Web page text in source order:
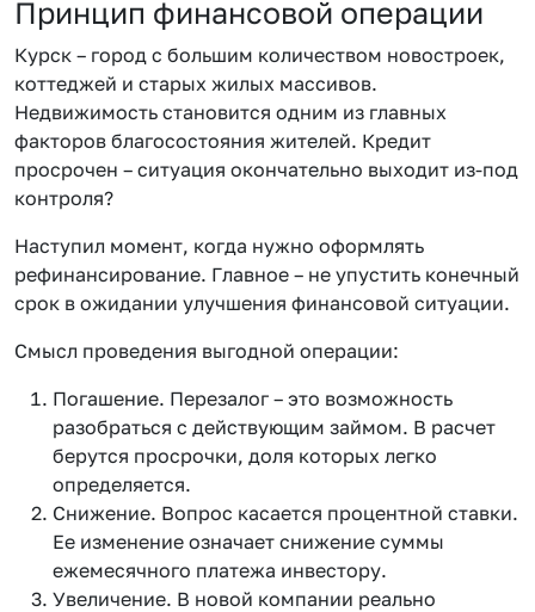
Принцип финансовой операции
Курск – город с большим количеством новостроек,
коттеджей и старых жилых массивов.
Недвижимость становится одним из главных
факторов благосостояния жителей. Кредит
просрочен – ситуация окончательно выходит из-под
контроля?
Наступил момент, когда нужно оформлять
рефинансирование. Главное – не упустить конечный
срок в ожидании улучшения финансовой ситуации.
Смысл проведения выгодной операции:
Погашение. Перезалог – это возможность
разобраться с действующим займом. В расчет
берутся просрочки, доля которых легко
определяется.
Снижение. Вопрос касается процентной ставки.
Ее изменение означает снижение суммы
ежемесячного платежа инвестору.
Увеличение. В новой компании реально